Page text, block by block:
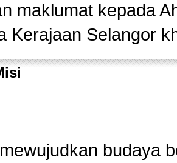
maklumat kepada
Kerajaan Selangor
budaya